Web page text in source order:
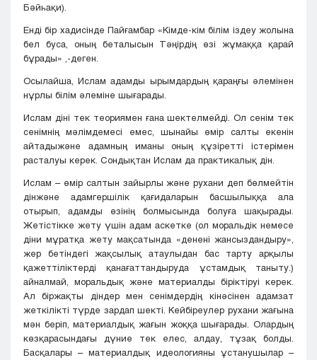
Бәйһақи).
Енді бір хадисінде Пайғамбар «Кімде-кім білім іздеу жолына
бел буса, оның беталысын Тәңірдің өзі жұмаққа қарай
бұрады» ,-деген.
Осылайша, Ислам адамды ырымдардың қараңғы әлемінен
нұрлы білім әлеміне шығарады.
Ислам діні тек теориямен ғана шектелмейді. Ол сенім тек
сенімнің мәлімдемесі емес, шынайы өмір салты екенін
айтадыжәне адамның иманы оның құзіретті істерімен
расталуы керек. Сондықтан Ислам да практикалық дін.
Ислам – өмір салтын зайырлы және рухани деп бөлмейтін
дінжәне адамгершілік қағидаларын басшылыққа ала
отырып, адамды өзінің болмысында болуға шақырады.
Жетістікке жету үшін адам аскетке (ол моральдік немесе
діни мұратқа жету мақсатында «денені жансыздандыру»,
жер бетіндегі жақсылық атаулыдан бас тарту арқылы
қажеттіліктерді қанағаттандыруда ұстамдық таныту.)
айналмай, моральдық және материалды біріктіруі керек.
Ал біржақты діндер мен сенімдердің кінәсінен адамзат
жеткілікті түрде зардап шекті. Кейбіреулер рухани жағына
мән беріп, материалдық жағын жоққа шығарады. Олардың
көзқарасындағы дүние тек елес, алдау, тұзақ болды.
Басқалары – материалдық идеологияны ұстанушылар –